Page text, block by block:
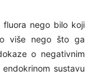
fluora nego bilo koji
više nego što ga
o negativnim
sustavu